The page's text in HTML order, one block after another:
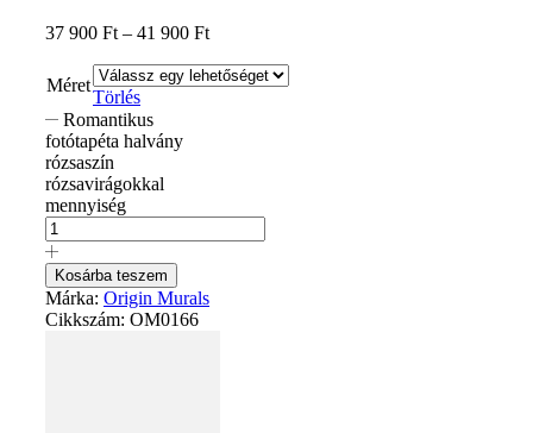
37 900 Ft – 41 900 Ft
Méret
Törlés
Romantikus
fotótapéta halvány
rózsaszín
rózsavirágokkal
mennyiség
Kosárba teszem
Márka: Origin Murals
Cikkszám: OM0166